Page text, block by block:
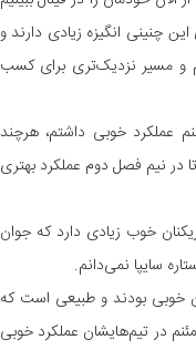
چنینی انگیزه زیادی دارند و
و مسیر نزدیک‌تری برای کسب
خوبی داشتم، هرچند
در نیم فصل دوم عملکرد بهتری
خوب زیادی دارد که جوان
سایپا نمی‌دانم.
خوبی بودند و طبیعی است که
در تیم‌هایشان عملکرد خوبی